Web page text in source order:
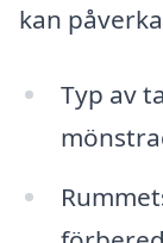
kan
Typ av